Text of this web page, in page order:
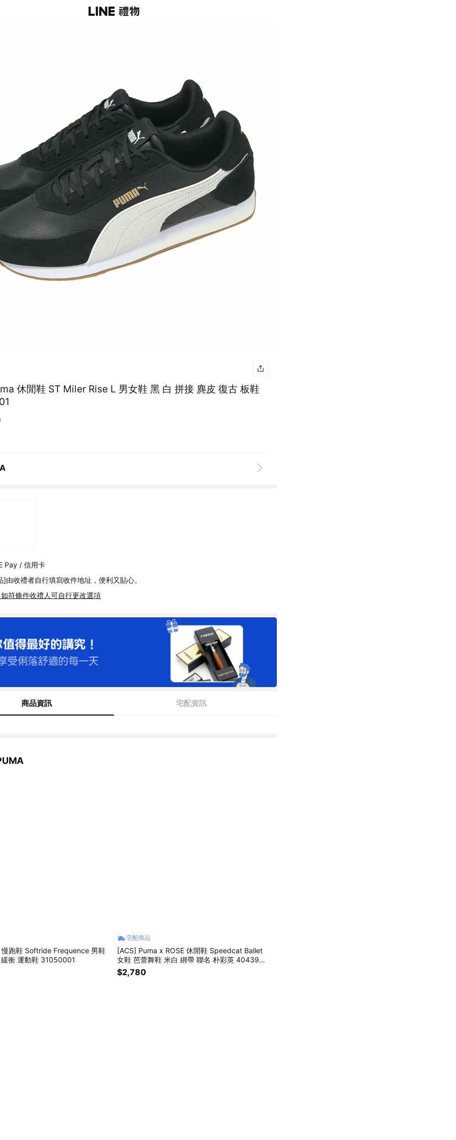
休閒鞋 ST Miler Rise L 男女鞋 黑 白 拼接 麂皮 復古 板鞋
Pay / 信用卡
]由收禮者自行填寫收件地址，便利又貼心。
符條件收禮人可自行更改選項
商品資訊 宅配資訊
跑鞋 Softride Frequence 男鞋
衝 運動鞋 31050001
宅配商品
[ACS] Puma x ROSE 休閒鞋 Speedcat Ballet
女鞋 芭蕾舞鞋 米白 綁帶 聯名 朴彩英 4043950
1
$2,780